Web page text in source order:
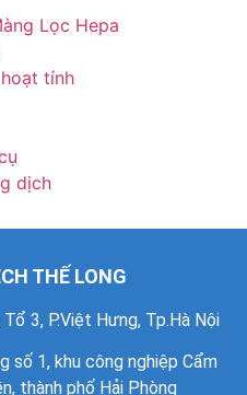
Lọc Hepa
tính
dịch
THẾ LONG
3, P.Việt Hưng, Tp.Hà Nội
số 1, khu công nghiệp Cẩm
thành phố Hải Phòng